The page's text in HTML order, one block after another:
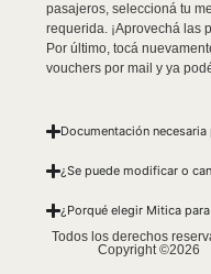
pasajeros, seleccioná tu
requerida. ¡Aprovechá las
Por último, tocá
vouchers por mail y ya
Documentación
¿Se puede modificar o
¿Porqué elegir Mitica
Todos los derechos
Copyright ©2026